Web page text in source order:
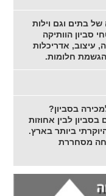
של בתים וגם וילות
סביון הוותיקה
עיצוב, אדריכלות
הגשמת חלומות.
בסביון?
בסביון לבין אחוזות
ביותר בארץ.
מסחררת